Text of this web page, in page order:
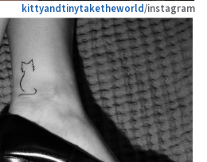
kittyandtinytaketheworld/instagram